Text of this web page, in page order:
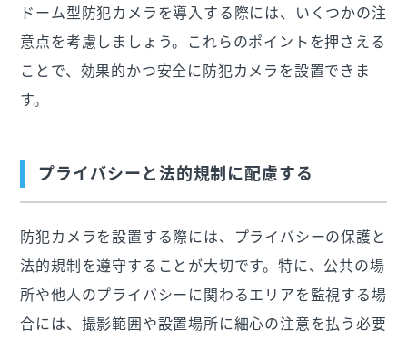
ドーム型防犯カメラを導入する際には、いくつかの注
意点を考慮しましょう。これらのポイントを押さえる
ことで、効果的かつ安全に防犯カメラを設置できま
す。
プライバシーと法的規制に配慮する
防犯カメラを設置する際には、プライバシーの保護と
法的規制を遵守することが大切です。特に、公共の場
所や他人のプライバシーに関わるエリアを監視する場
合には、撮影範囲や設置場所に細心の注意を払う必要